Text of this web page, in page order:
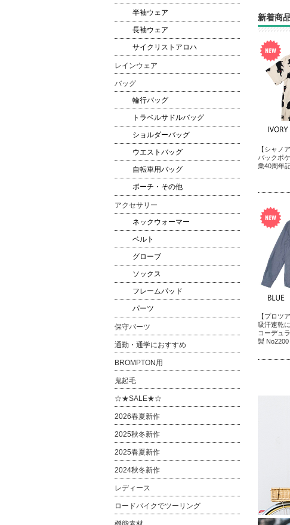
新着商
【シャノ
バックポ
業40周年
【プロツ
吸汗速乾
コーデュ
製 No2200
半袖ウェア
長袖ウェア
サイクリストアロハ
レインウェア
バッグ
輪行バッグ
トラベルサドルバッグ
ショルダーバッグ
ウエストバッグ
自転車用バッグ
ポーチ・その他
アクセサリー
ネックウォーマー
ベルト
グローブ
ソックス
フレームパッド
パーツ
保守パーツ
通勤・通学におすすめ
BROMPTON用
鬼起毛
☆★SALE★☆
2026春夏新作
2025秋冬新作
2025春夏新作
2024秋冬新作
レディース
ロードバイクでツーリング